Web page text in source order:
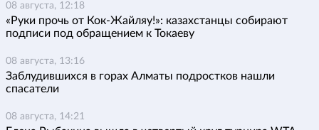
08 августа, 12:18
«Руки прочь от Кок-Жайляу!»: казахстанцы собирают
подписи под обращением к Токаеву
08 августа, 13:16
Заблудившихся в горах Алматы подростков нашли
спасатели
08 августа, 14:21